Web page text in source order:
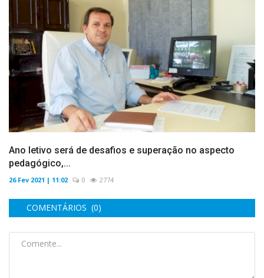
Ano letivo será de desafios e superação no aspecto
pedagógico,...
26 Fev 2021 | 11:02 0 2774
COMENTÁRIOS (0)